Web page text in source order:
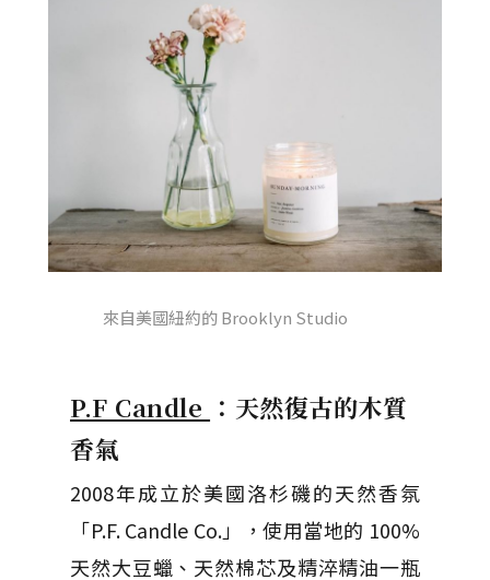
來自美國紐約的 Brooklyn Studio
P.F Candle ：天然復古的木質
香氣
2008年成立於美國洛杉磯的天然香氛
「P.F. Candle Co.」，使用當地的 100%
天然大豆蠟、天然棉芯及精淬精油一瓶